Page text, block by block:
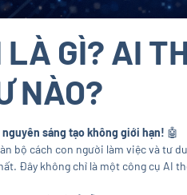
GÌ? AI
NÀO?
sáng tạo không giới hạn! 🤖
bộ cách con người làm việc và tư
Đây không chỉ là một công cụ AI